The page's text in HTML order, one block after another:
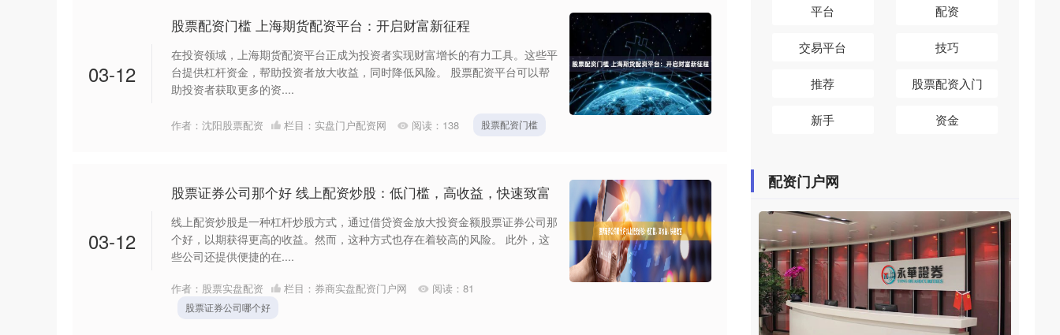
03-12
股票配资门槛 上海期货配资平台：开启财富新征程
在投资领域，上海期货配资平台正成为投资者实现财富增长的有力工具。这些平
台提供杠杆资金，帮助投资者放大收益，同时降低风险。 股票配资平台可以帮
助投资者获取更多的资....
作者：沈阳股票配资 栏目： 实盘门户配资网 阅读： 138 股票配资门槛
03-12
股票证券公司那个好 线上配资炒股：低门槛，高收益，快速致富
线上配资炒股是一种杠杆炒股方式，通过借贷资金放大投资金额股票证券公司那
个好，以期获得更高的收益。然而，这种方式也存在着较高的风险。 此外，这
些公司还提供便捷的在....
作者：股票实盘配资 栏目： 券商实盘配资门户网 阅读： 81
股票证券公司哪个好
平台 配资
交易平台 技巧
推荐 股票配资入门
新手 资金
配资门户网